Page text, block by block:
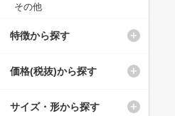
その他
特徴から探す
価格(税抜)から探す
サイズ・形から探す